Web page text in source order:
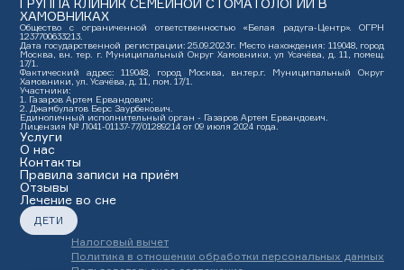
ГРУППА КЛИНИК СЕМЕЙНОЙ СТОМАТОЛОГИИ В
ХАМОВНИКАХ
Общество с ограниченной ответственностью «Белая радуга-Центр». ОГРН
1237700633213.
Дата государственной регистрации: 25.09.2023г. Место нахождения: 119048, город
Москва, вн. тер. г. Муниципальный Округ Хамовники, ул Усачёва, д. 11, помещ.
17/1.
Фактический адрес: 119048, город Москва, вн.тер.г. Муниципальный Округ
Хамовники, ул. Усачёва, д. 11, пом. 17/1.
Участники:
1. Газаров Артем Ервандович;
2. Джамбулатов Берс Заурбекович.
Единоличный исполнительный орган - Газаров Артем Ервандович.
Лицензия № Л041-01137-77/01289214 от 09 июля 2024 года.
Услуги
О нас
Контакты
Правила записи на приём
Отзывы
Лечение во сне
ДЕТИ
Налоговый вычет
Политика в отношении обработки персональных данных